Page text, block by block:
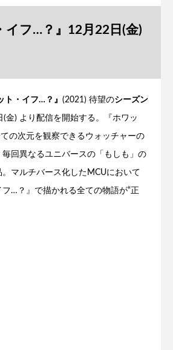
イフ…？』12月22日(金)
ト・イフ…？』 (2021) 待望のシーズン
金) より配信を開始する。『ホワッ
の次元を観察できるウォッチャーの
回異なるユニバースの「もしも」の
マルチバース化したMCUにおいて
…？』で描かれる全ての物語が“正